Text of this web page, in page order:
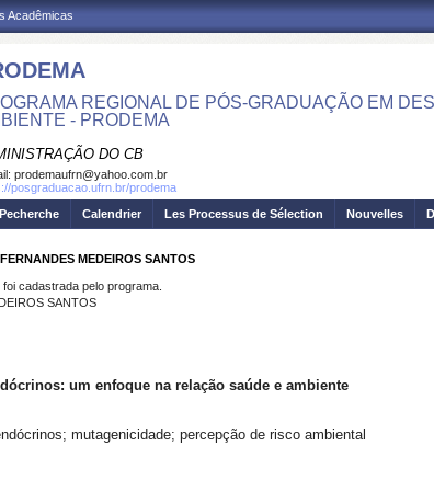
Acadêmicas
REGIONAL DE PÓS-GRADUAÇÃO EM
- PRODEMA
DO CB
prodemaufrn@yahoo.com.br
posgraduacao.ufrn.br/prodema
Calendrier Les Processus de Sélection Nouvelles
MEDEIROS SANTOS
cadastrada pelo programa.
SANTOS
um enfoque na relação saúde e ambiente
mutagenicidade; percepção de risco ambiental